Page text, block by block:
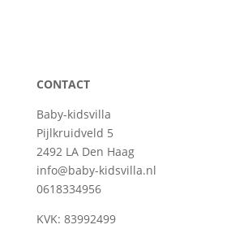
CONTACT
Baby-kidsvilla
Pijlkruidveld 5
2492 LA Den Haag
info@baby-kidsvilla.nl
0618334956
KVK: 83992499